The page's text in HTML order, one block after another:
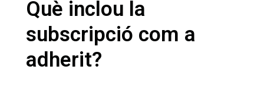
Què inclou la
subscripció com a
adherit?